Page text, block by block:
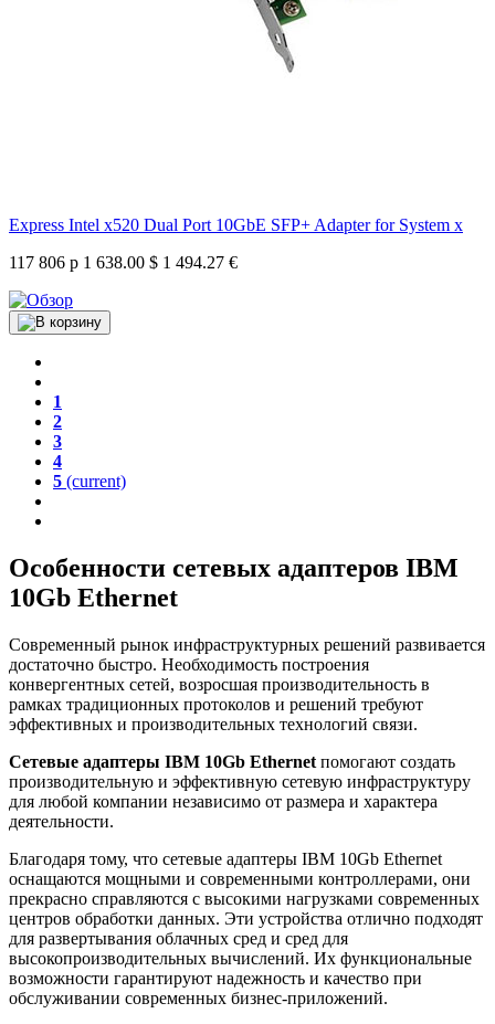
Express Intel x520 Dual Port 10GbE SFP+ Adapter for System x
117 806 р 1 638.00 $ 1 494.27 €
1
2
3
4
5 (current)
Особенности сетевых адаптеров IBM
10Gb Ethernet
Современный рынок инфраструктурных решений развивается
достаточно быстро. Необходимость построения
конвергентных сетей, возросшая производительность в
рамках традиционных протоколов и решений требуют
эффективных и производительных технологий связи.
Сетевые адаптеры IBM 10Gb Ethernet помогают создать
производительную и эффективную сетевую инфраструктуру
для любой компании независимо от размера и характера
деятельности.
Благодаря тому, что сетевые адаптеры IBM 10Gb Ethernet
оснащаются мощными и современными контроллерами, они
прекрасно справляются с высокими нагрузками современных
центров обработки данных. Эти устройства отлично подходят
для развертывания облачных сред и сред для
высокопроизводительных вычислений. Их функциональные
возможности гарантируют надежность и качество при
обслуживании современных бизнес-приложений.